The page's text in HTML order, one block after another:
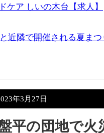
ケア しいの木台【求人】
と近隣で開催される夏ま
年3月27日
平の団地で火